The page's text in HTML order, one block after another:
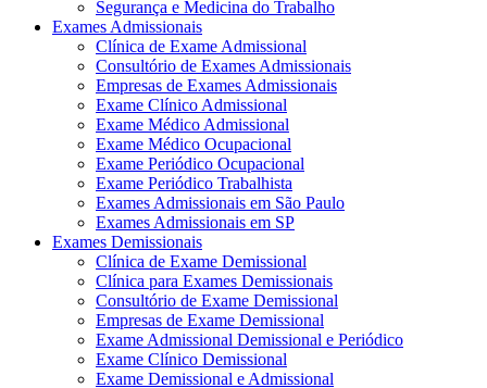
Segurança e Medicina do Trabalho
Exames Admissionais
Clínica de Exame Admissional
Consultório de Exames Admissionais
Empresas de Exames Admissionais
Exame Clínico Admissional
Exame Médico Admissional
Exame Médico Ocupacional
Exame Periódico Ocupacional
Exame Periódico Trabalhista
Exames Admissionais em São Paulo
Exames Admissionais em SP
Exames Demissionais
Clínica de Exame Demissional
Clínica para Exames Demissionais
Consultório de Exame Demissional
Empresas de Exame Demissional
Exame Admissional Demissional e Periódico
Exame Clínico Demissional
Exame Demissional e Admissional